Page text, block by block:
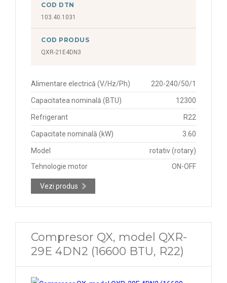
COD DTN
103.40.1031
COD PRODUS
QXR-21E4DN3
Alimentare electrică (V/Hz/Ph) 220-240/50/1
Capacitatea nominală (BTU) 12300
Refrigerant R22
Capacitate nominală (kW) 3.60
Model
rotativ (rotary)
Tehnologie motor
ON-OFF
Vezi produs
Compresor QX, model QXR-
29E 4DN2 (16600 BTU, R22)